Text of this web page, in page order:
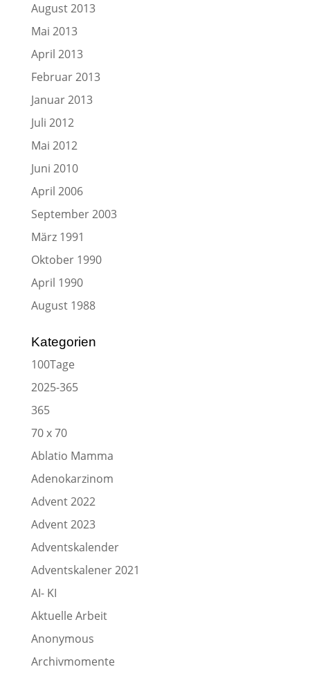
August 2013
Mai 2013
April 2013
Februar 2013
Januar 2013
Juli 2012
Mai 2012
Juni 2010
April 2006
September 2003
März 1991
Oktober 1990
April 1990
August 1988
Kategorien
100Tage
2025-365
365
70 x 70
Ablatio Mamma
Adenokarzinom
Advent 2022
Advent 2023
Adventskalender
Adventskalener 2021
AI- KI
Aktuelle Arbeit
Anonymous
Archivmomente